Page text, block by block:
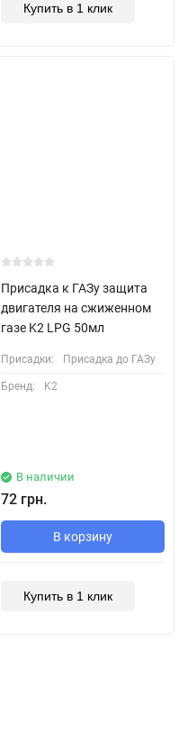
Купить в 1 клик
Присадка к ГАЗу защита
двигателя на сжиженном
газе K2 LPG 50мл
Присадки: Присадка до ГАЗу
Бренд: K2
В наличии
72 грн.
В корзину
Купить в 1 клик